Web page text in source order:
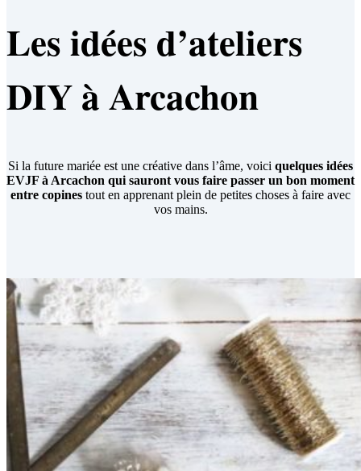
Les idées d’ateliers
DIY à Arcachon
Si la future mariée est une créative dans l’âme, voici quelques idées
EVJF à Arcachon qui sauront vous faire passer un bon moment
entre copines tout en apprenant plein de petites choses à faire avec
vos mains.